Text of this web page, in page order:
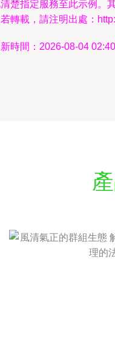
楚指定服務至此示例。
轉載，請注明出處：
時間：2026-08-04